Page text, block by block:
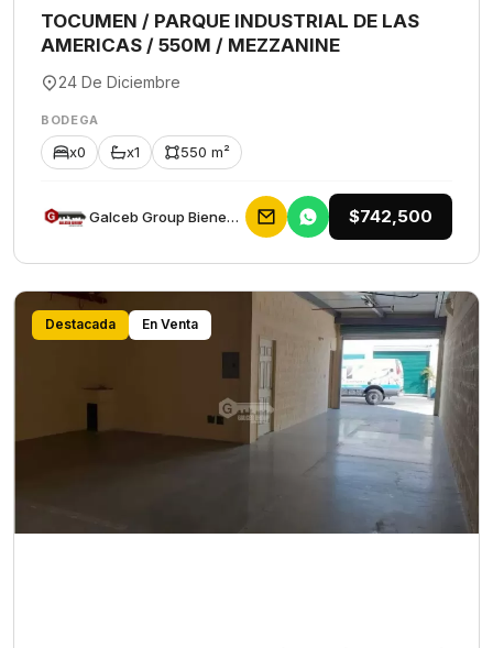
TOCUMEN / PARQUE INDUSTRIAL DE LAS
AMERICAS / 550M / MEZZANINE
24 De Diciembre
BODEGA
x0 x1 550 m²
Galceb Group Bienes Raices $742,500
Destacada En Venta